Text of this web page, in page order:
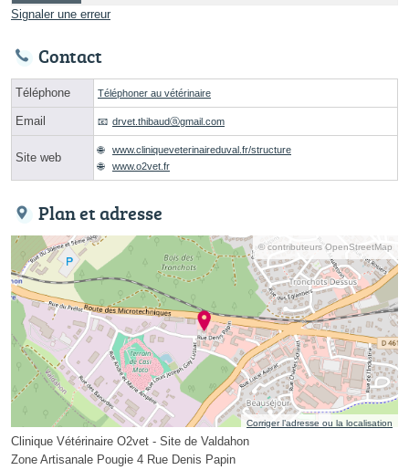
Signaler une erreur
Contact
Téléphone Téléphoner au vétérinaire
Email drvet.thibaudⓐgmail.com
Site web
www.cliniqueveterinaireduval.fr/structure
www.o2vet.fr
Plan et adresse
© contributeurs OpenStreetMap
Corriger l’adresse ou la localisation
Clinique Vétérinaire O2vet - Site de Valdahon
Zone Artisanale Pougie 4 Rue Denis Papin